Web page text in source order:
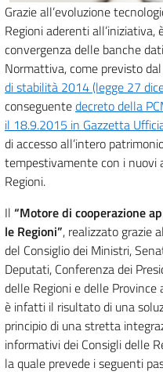
Grazie all’evoluzione
Regioni aderenti
convergenza delle banche
Normattiva, come previsto dal
di stabilità 2014 (legge 27
conseguentedecreto della
il 18.9.2015 in Gazzetta
di accesso all’intero
tempestivamente con i
Regioni.
Il “Motore di cooperazione
le Regioni”, realizzato grazie
del Consiglio dei Ministri,
Deputati, Conferenza dei
delle Regioni e delle
è infatti il risultato di una
principio di una stretta
informativi dei Consigli delle
la quale prevede i seguenti